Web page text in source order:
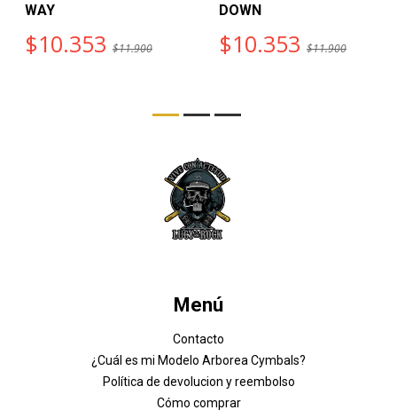
WAY
$10.353 $11.900
DOWN
$10.353 $11.900
Menú
Contacto
¿Cuál es mi Modelo Arborea Cymbals?
Política de devolucion y reembolso
Cómo comprar